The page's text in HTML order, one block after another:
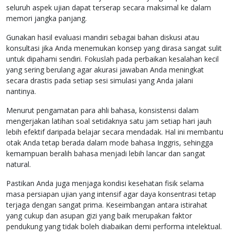
seluruh aspek ujian dapat terserap secara maksimal ke dalam
memori jangka panjang.
Gunakan hasil evaluasi mandiri sebagai bahan diskusi atau
konsultasi jika Anda menemukan konsep yang dirasa sangat sulit
untuk dipahami sendiri. Fokuslah pada perbaikan kesalahan kecil
yang sering berulang agar akurasi jawaban Anda meningkat
secara drastis pada setiap sesi simulasi yang Anda jalani
nantinya.
Menurut pengamatan para ahli bahasa, konsistensi dalam
mengerjakan latihan soal setidaknya satu jam setiap hari jauh
lebih efektif daripada belajar secara mendadak. Hal ini membantu
otak Anda tetap berada dalam mode bahasa Inggris, sehingga
kemampuan beralih bahasa menjadi lebih lancar dan sangat
natural.
Pastikan Anda juga menjaga kondisi kesehatan fisik selama
masa persiapan ujian yang intensif agar daya konsentrasi tetap
terjaga dengan sangat prima. Keseimbangan antara istirahat
yang cukup dan asupan gizi yang baik merupakan faktor
pendukung yang tidak boleh diabaikan demi performa intelektual.